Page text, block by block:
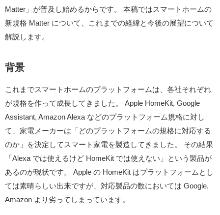
Matter」が普及し始めるからです。 本稿ではスマートホームの
新規格 Matter について、これまでの経緯と今後の展望について
解説します。
背景
これまでスマートホームのプラットフォームは、各社それぞれ
が規格を作って成長してきました。 Apple HomeKit, Google
Assistant, Amazon Alexa などのプラットフォーム規格に対し
て、家電メーカーは「どのプラットフォームの規格に対応する
のか」を決定してスマート家電を製造してきました。 その結果
「Alexa では使えるけど HomeKit では使えない」という製品が
あるのが現状です。 Apple の HomeKit はプラットフォームとし
ては素晴らしい出来ですが、対応製品の数においては Google,
Amazon より劣ってしまっています。